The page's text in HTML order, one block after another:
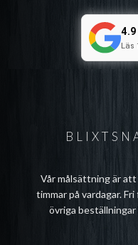
Vår målsättning är
timmar på vardagar.
övriga
4.9
Läs